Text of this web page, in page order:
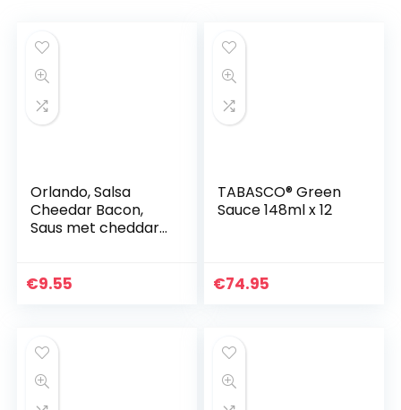
Orlando, Salsa
Cheedar Bacon,
Saus met cheddar
€9.55
TABASCO® Green
Sauce 148ml x 12
€74.95